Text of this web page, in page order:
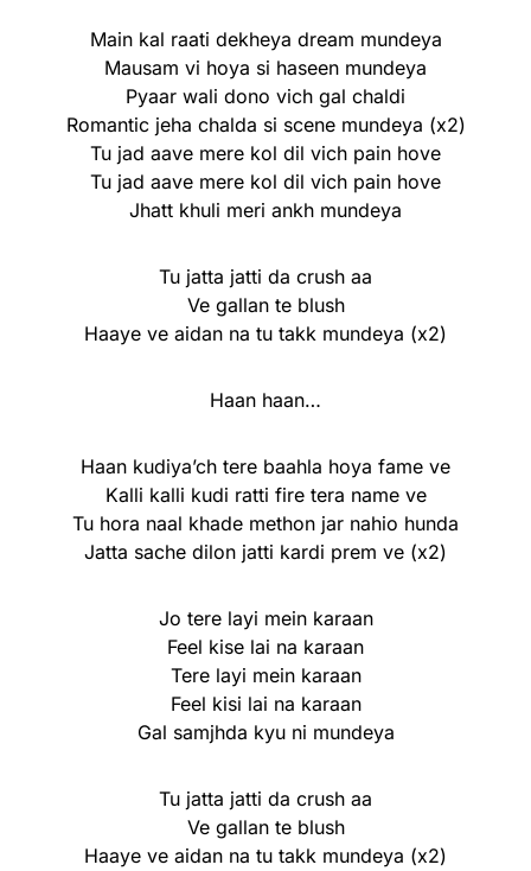
Main kal raati dekheya dream mundeya
Mausam vi hoya si haseen mundeya
Pyaar wali dono vich gal chaldi
Romantic jeha chalda si scene mundeya (x2)
Tu jad aave mere kol dil vich pain hove
Tu jad aave mere kol dil vich pain hove
Jhatt khuli meri ankh mundeya
Tu jatta jatti da crush aa
Ve gallan te blush
Haaye ve aidan na tu takk mundeya (x2)
Haan haan…
Haan kudiya’ch tere baahla hoya fame ve
Kalli kalli kudi ratti fire tera name ve
Tu hora naal khade methon jar nahio hunda
Jatta sache dilon jatti kardi prem ve (x2)
Jo tere layi mein karaan
Feel kise lai na karaan
Tere layi mein karaan
Feel kisi lai na karaan
Gal samjhda kyu ni mundeya
Tu jatta jatti da crush aa
Ve gallan te blush
Haaye ve aidan na tu takk mundeya (x2)